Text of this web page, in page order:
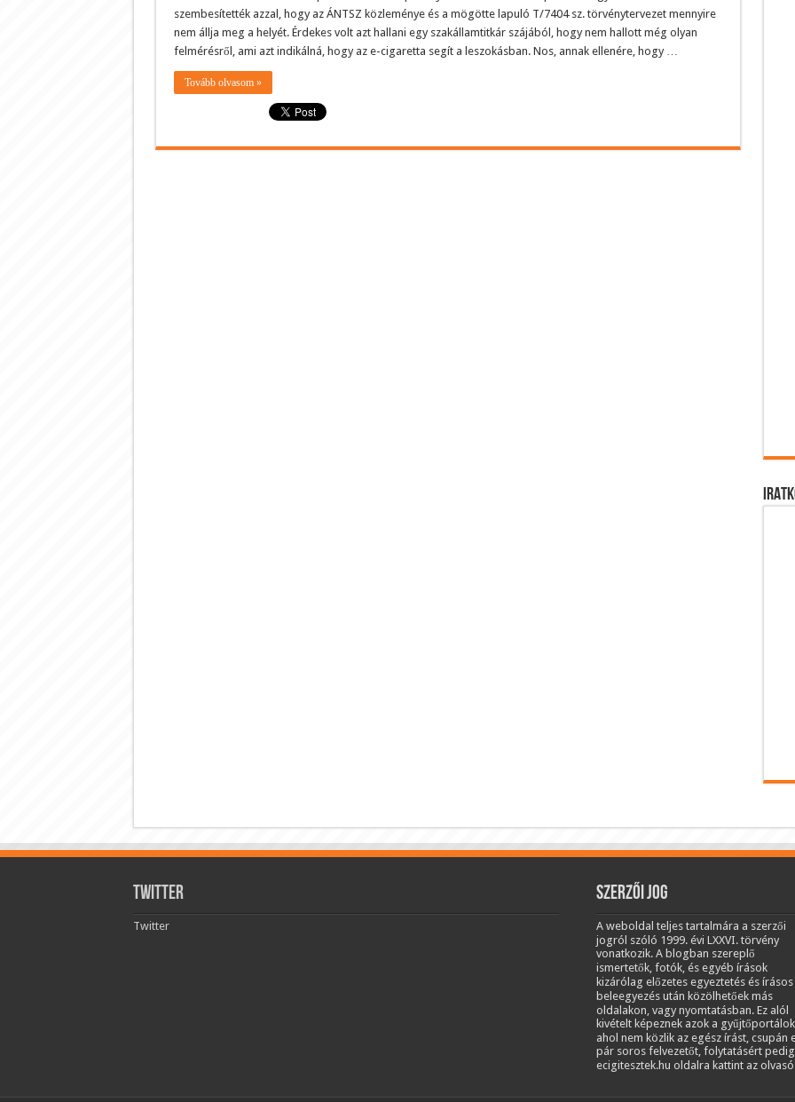
szembesítették azzal, hogy az ÁNTSZ közleménye és a mögötte lapuló T/7404 sz. törvénytervezet mennyire
nem állja meg a helyét. Érdekes volt azt hallani egy szakállamtitkár szájából, hogy nem hallott még olyan
felmérésről, ami azt indikálná, hogy az e-cigaretta segít a leszokásban. Nos, annak ellenére, hogy …
Tovább olvasom »
Twitter
Twitter
Szerzői jog
A weboldal teljes tartalmára a szerzői
jogról szóló 1999. évi LXXVI. törvény
vonatkozik. A blogban szereplő
ismertetők, fotók, és egyéb írások
kizárólag előzetes egyeztetés és írásos
beleegyezés után közölhetőek más
oldalakon, vagy nyomtatásban. Ez alól
kivételt képeznek azok a
ahol nem közlik az egész írást, csupán
pár soros felvezetőt, folytatásért
ecigitesztek.hu oldalra kattint az